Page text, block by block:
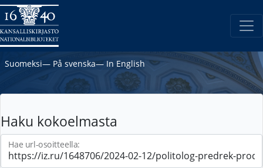
Suomeksi― På svenska― In English
Haku kokoelmasta
Hae url-osoitteella: